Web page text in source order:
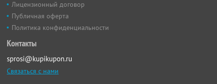
Лицензионный договор
Публичная оферта
Политика конфиденциальности
Контакты
sprosi@kupikupon.ru
Связаться с нами